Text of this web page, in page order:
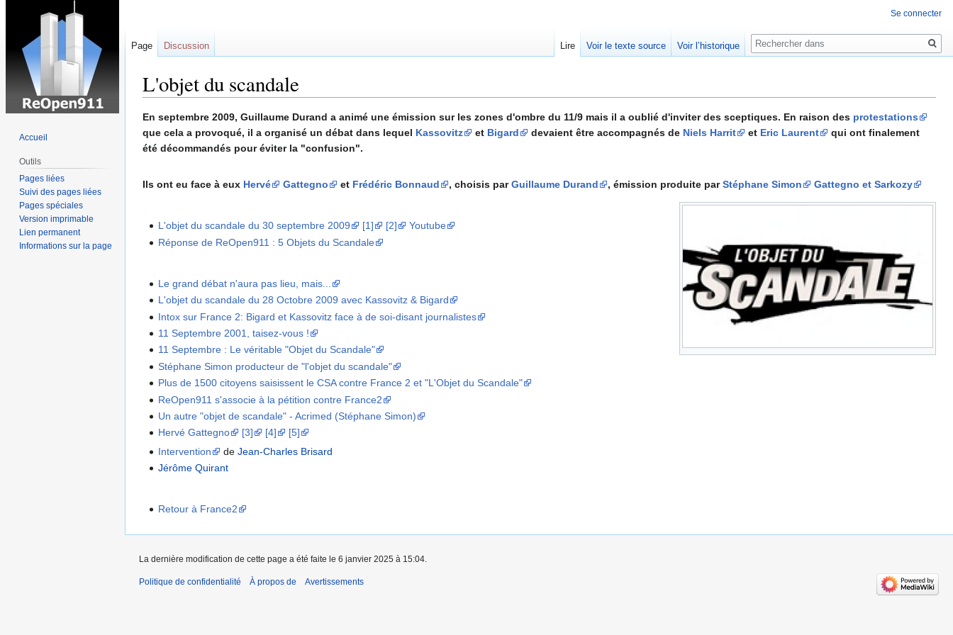
L'objet du scandale
Sauter
à
la
Sauter
à
la
En septembre 2009, Guillaume Durand a animé une émission sur les zones d'ombre du 11/9 mais il a oublié d'inviter des sceptiques. En raison des protestations
que cela a provoqué, il a organisé un débat dans lequel Kassovitz et Bigard devaient être accompagnés de Niels Harrit et Eric Laurent
qui ont finalement
été décommandés pour éviter la "confusion".
Ils ont eu face à eux Hervé Gattegno et Frédéric Bonnaud , choisis parGuillaume Durand , émission produite parStéphane Simon Gattegno et Sarkozy
L'objet du scandale du 30 septembre 2009 [1] [2]
Youtube
Réponse de ReOpen911 : 5 Objets du Scandale
Le grand débat n'aura pas lieu, mais...
L'objet du scandale du 28 Octobre 2009 avec Kassovitz & Bigard
Intox sur France 2: Bigard et Kassovitz face à de soi-disant journalistes
11 Septembre 2001, taisez-vous !
11 Septembre : Le véritable "Objet du Scandale"
Stéphane Simon producteur de "l'objet du scandale"
Plus de 1500 citoyens saisissent le CSA contre France 2 et "L'Objet du Scandale"
ReOpen911 s'associe à la pétition contre France2
Un autre "objet de scandale" - Acrimed (Stéphane Simon)
Hervé Gattegno
[3] [4]
[5]
Intervention
deJean-Charles Brisard
Jérôme Quirant
Retour à France2
Se connecter
Page Discussion Lire Voir le texte source Voir l’historique
Rechercher
Accueil
Outils
Pages liées
Suivi des pages liées
Pages spéciales
Version imprimable
Lien permanent
Informations sur la page
La dernière modification de cette page a été faite le 6 janvier 2025 à 15:04.
Politique de confidentialité À propos de Avertissements